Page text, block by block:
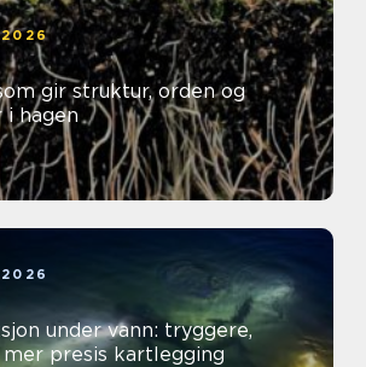
gir struktur, orden og
i hagen
under vann: tryggere,
presis kartlegging